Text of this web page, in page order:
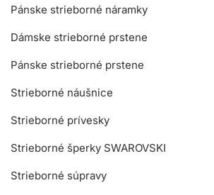
Pánske strieborné náramky
Dámske strieborné prstene
Pánske strieborné prstene
Strieborné náušnice
Strieborné prívesky
Strieborné šperky SWAROVSKI
Strieborné súpravy